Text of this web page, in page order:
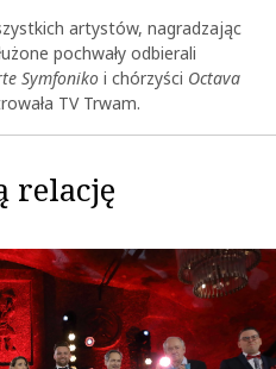
artystów, nagradzając
pochwały odbierali
Symfonikoi chórzyści Octava
TV Trwam.
relację